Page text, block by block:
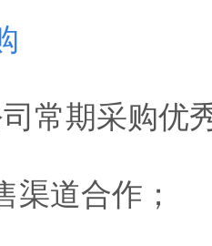
常期采购优
渠道合作；